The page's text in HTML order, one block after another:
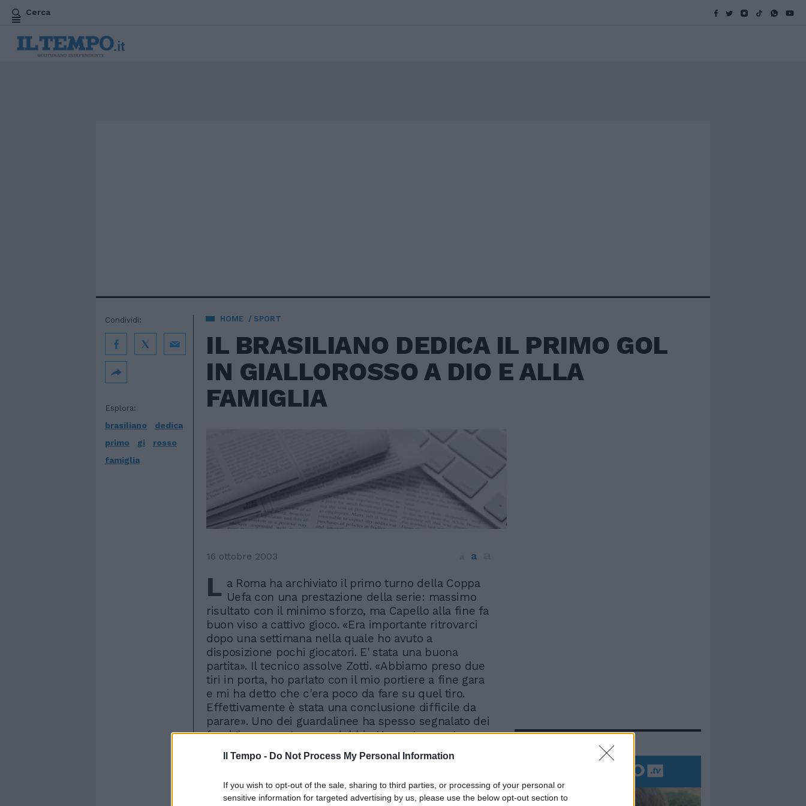
Il Tempo - Do Not Process My Personal Information
If you wish to opt-out of the sale, sharing to third parties, or processing of your personal or
sensitive information for targeted advertising by us, please use the below opt-out section to
Cerca
HOME SPORT
IL BRASILIANO DEDICA IL PRIMO GOL
IN GIALLOROSSO A DIO E ALLA
FAMIGLIA
Esplora:
brasiliano
dedica
primo
gi
rosso
famiglia
Condividi:
16 ottobre 2003 a
L a Roma ha archiviato il primo turno della Coppa
Uefa con una prestazione della serie: massimo
risultato con il minimo sforzo, ma Capello alla fine fa
buon viso a cattivo gioco. «Era importante ritrovarci
dopo una settimana nella quale ho avuto a
disposizione pochi giocatori. E' stata una buona
partita». Il tecnico assolve Zotti. «Abbiamo preso due
tiri in porta, ho parlato con il mio portiere a fine gara
e mi ha detto che c'era poco da fare su quel tiro.
Effettivamente è stata una conclusione difficile da
parare». Uno dei guardalinee ha spesso segnalato dei
fuorigioco quantomeno dubbi. «Ho avuto questa
impressione, avvalorata poi dalle immagini tv, ma
l'importante è la qualificazione». Ora la mente è
arriverà il Parma. «Mi arrivano buone notizie sui